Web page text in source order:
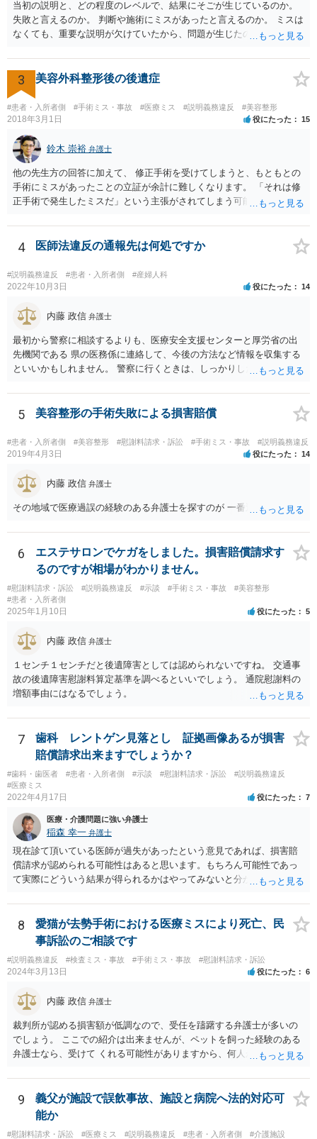
当初の説明と、どの程度のレベルで、結果にそごが生じているのか。
失敗と言えるのか。 判断や施術にミスがあったと言えるのか。 ミスは
なくても、重要な説明が欠けていたから、問題が生じたのか。 美容整
3 美容外科整形後の後遺症
#患者・入所者側 #手術ミス・事故 #医療ミス #説明義務違反 #美容整形
2018年3月1日 役にたった 15
鈴木 崇裕 弁護士
他の先生方の回答に加えて、 修正手術を受けてしまうと、もともとの
手術にミスがあったことの立証が余計に難しくなります。 「それは修
正手術で発生したミスだ」という主張がされてしまう可能性があるか
検討なさっているのであれば、修正手術を受けるまえに弁護士に相談
して対応を決めることを強くお勧めいたします。
4 医師法違反の通報先は何処ですか
#説明義務違反 #患者・入所者側 #産婦人科
2022年10月3日 役にたった 14
内藤 政信 弁護士
最初から警察に相談するよりも、医療安全支援センターと厚労省の出
先機関である 県の医務係に連絡して、今後の方法など情報を収集する
といいかもしれません。 警察に行くときは、しっかりした被害届ある
5 美容整形の手術失敗による損害賠償
#患者・入所者側 #美容整形 #慰謝料請求・訴訟 #手術ミス・事故 #説明義務違反
2019年4月3日 役にたった 14
内藤 政信 弁護士
その地域で医療過誤の経験のある弁護士を探すのが 一番近道だね。
6
エステサロンでケガをしました。損害賠償請求す
るのですが相場がわかりません。
#慰謝料請求・訴訟 #説明義務違反 #示談 #手術ミス・事故
#美容整形
#患者・入所者側
2025年1月10日 役にたった 5
内藤 政信 弁護士
１センチ１センチだと後遺障害としては認められないですね。 交通事
故の後遺障害慰謝料算定基準を調べるといいでしょう。 通院慰謝料の
増額事由にはなるでしょう。
7
歯科 レントゲン見落とし 証拠画像あるが損害
賠償請求出来ますでしょうか？
#歯科・歯医者 #患者・入所者側 #示談 #慰謝料請求・訴訟
#説明義務違反
#医療ミス
2022年4月17日 役にたった 7
医療・介護問題に強い弁護士
稲森 幸一 弁護士
現在診て頂いている医師が過失があったという意見であれば、損害賠
償請求が認められる可能性はあると思います。もちろん可能性であっ
て実際にどういう結果が得られるかはやってみないと分かりません
療費や精神的苦痛を受けた分の慰謝料や仕事に影響があれば休業損害
などが考えられます。 頑張ってください。
8
愛猫が去勢手術における医療ミスにより死亡、民
事訴訟のご相談です
#説明義務違反 #検査ミス・事故 #手術ミス・事故 #慰謝料請求・訴訟
2024年3月13日 役にたった 6
内藤 政信 弁護士
裁判所が認める損害額が低調なので、受任を躊躇する弁護士が多いの
でしょう。 ここでの紹介は出来ませんが、ペットを飼った経験のある
弁護士なら、受けて くれる可能性がありますから、何人か問い合わせ
9
義父が施設で誤飲事故、施設と病院へ法的対応可
能か
#慰謝料請求・訴訟 #医療ミス #説明義務違反 #患者・入所者側 #介護施設